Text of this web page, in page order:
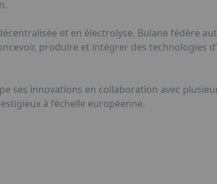
et en électrolyse, Bulane fédère
produire et intégrer des technologies
ses innovations en collaboration avec
à l’échelle européenne.